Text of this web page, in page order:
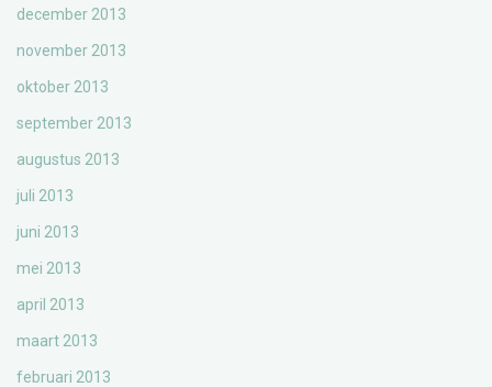
december 2013
november 2013
oktober 2013
september 2013
augustus 2013
juli 2013
juni 2013
mei 2013
april 2013
maart 2013
februari 2013